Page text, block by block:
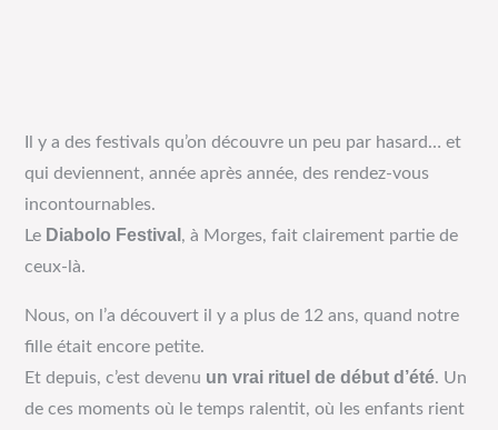
Il y a des festivals qu’on découvre un peu par hasard… et
qui deviennent, année après année, des rendez-vous
incontournables.
Le Diabolo Festival , à Morges, fait clairement partie de
ceux-là.
Nous, on l’a découvert il y a plus de 12 ans, quand notre
fille était encore petite.
Et depuis, c’est devenu un vrai rituel de début d’été. Un
de ces moments où le temps ralentit, où les enfants rient